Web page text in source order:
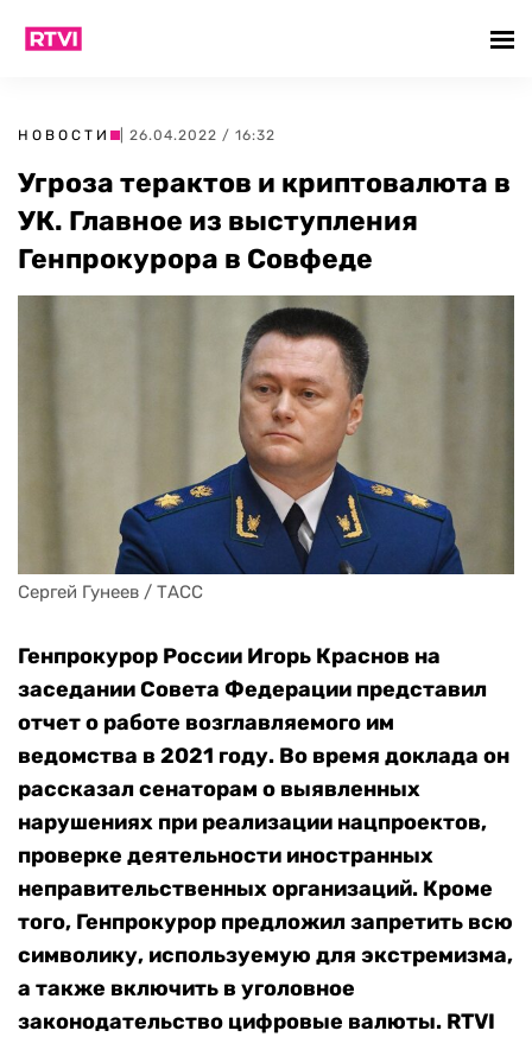
НОВОСТИ | 26.04.2022 / 16:32
Угроза терактов и криптовалюта в
УК. Главное из выступления
Генпрокурора в Совфеде
Сергей Гунеев / ТАСС
Генпрокурор России Игорь Краснов на
заседании Совета Федерации представил
отчет о работе возглавляемого им
ведомства в 2021 году. Во время доклада он
рассказал сенаторам о выявленных
нарушениях при реализации нацпроектов,
проверке деятельности иностранных
неправительственных организаций. Кроме
того, Генпрокурор предложил запретить всю
символику, используемую для экстремизма,
а также включить в уголовное
законодательство цифровые валюты. RTVI